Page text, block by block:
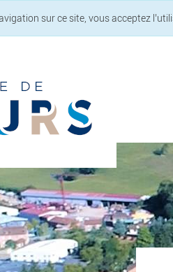
sur ce site, vous acceptez